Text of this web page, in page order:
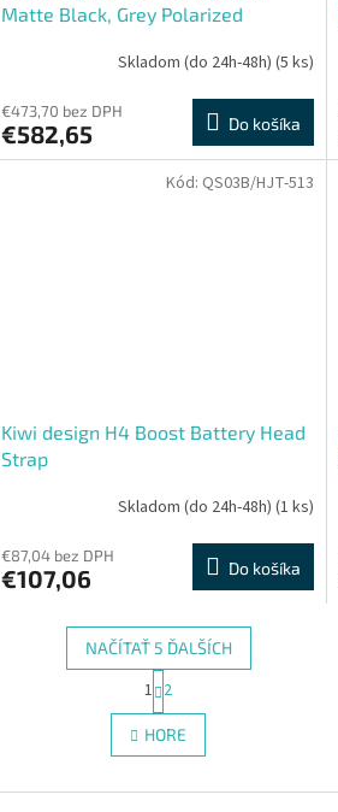
Matte Black, Grey Polarized
Skladom (do 24h-48h) (5 ks)
€473,70 bez DPH
€582,65 Do košíka
Kiwi design H4 Boost Battery Head
Strap
Skladom (do 24h-48h) (1 ks)
€87,04 bez DPH
€107,06 Do košíka
Kód: QS03B/HJT-513
O
v
l
d
NAČÍTAŤ 5 ĎALŠÍCH
S
t
r
á
n
1 2
HORE